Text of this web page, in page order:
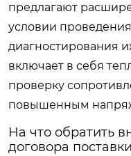
предлагают
условии
диагностирования
включает в себя
проверку
повышенным
На что обратить
договора